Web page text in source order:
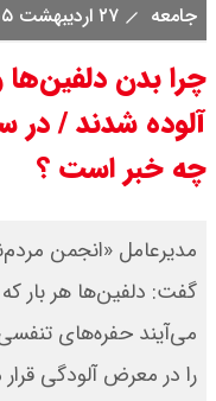
جامعه ۲۷ اردیبهشت ۱۴۰۵
چرا بدن
آلوده شدند / در
چه خبر است ؟
مدیرعامل «انجمن
گفت: دلفین‌ها هر بار
می‌آیند حفره‌های
را در معرض آلودگی